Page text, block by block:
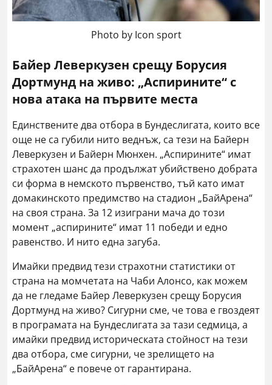
Photo by Icon sport
Байер Леверкузен срещу Борусия
Дортмунд на живо: „Аспирините“ с
нова атака на първите места
Единствените два отбора в Бундеслигата, които все
още не са губили нито веднъж, са тези на Байерн
Леверкузен и Байерн Мюнхен. „Аспирините“ имат
страхотен шанс да продължат убийствено добрата
си форма в немското първенство, тъй като имат
домакинското предимство на стадион „БайАрена“
на своя страна. За 12 изиграни мача до този
момент „аспирините“ имат 11 победи и едно
равенство. И нито една загуба.
Имайки предвид тези страхотни статистики от
страна на момчетата на Чаби Алонсо, как можем
да не гледаме Байер Леверкузен срещу Борусия
Дортмунд на живо? Сигурни сме, че това е гвоздеят
в програмата на Бундеслигата за тази седмица, а
имайки предвид историческата стойност на тези
два отбора, сме сигурни, че зрелището на
„БайАрена“ е повече от гарантирана.